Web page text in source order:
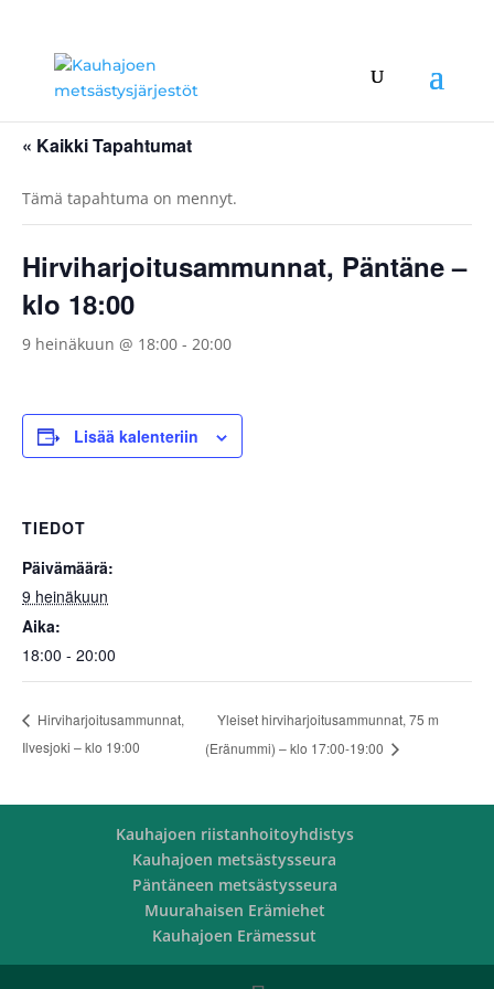
« Kaikki Tapahtumat
Tämä tapahtuma on mennyt.
Hirviharjoitusammunnat, Päntäne –
klo 18:00
9 heinäkuun @ 18:00 - 20:00
Lisää kalenteriin
TIEDOT
Päivämäärä:
9 heinäkuun
Aika:
18:00 - 20:00
Hirviharjoitusammunnat,
Ilvesjoki – klo 19:00
Yleiset hirviharjoitusammunnat, 75 m
(Eränummi) – klo 17:00-19:00
Kauhajoen riistanhoitoyhdistys
Kauhajoen metsästysseura
Päntäneen metsästysseura
Muurahaisen Erämiehet
Kauhajoen Erämessut